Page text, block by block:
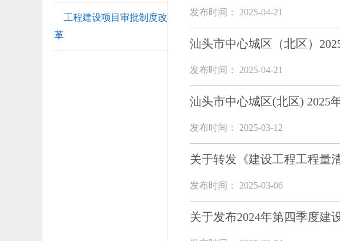
工程建设项目审批制度改
革
发布时间： 2025-04-21
汕头市中心城区（北区）
发布时间： 2025-04-21
汕头市中心城区(北区) 2025
发布时间： 2025-03-12
关于转发《建设工程工程量
发布时间： 2025-03-06
关于发布2024年第四季度建